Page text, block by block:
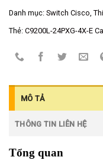
Danh mục: Switch Cisco,
Thẻ: C9200L-24PXG-4X-E
MÔ TẢ
THÔNG TIN LIÊN HỆ
Tổng quan